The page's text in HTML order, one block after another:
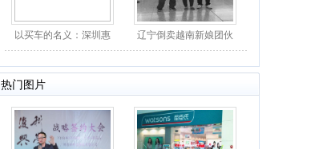
以买车的名义：深圳惠
辽宁倒卖越南新娘团伙
热门图片